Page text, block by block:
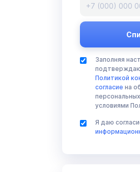
Заполняя
Политикой
согласие на
условиями
Я даю